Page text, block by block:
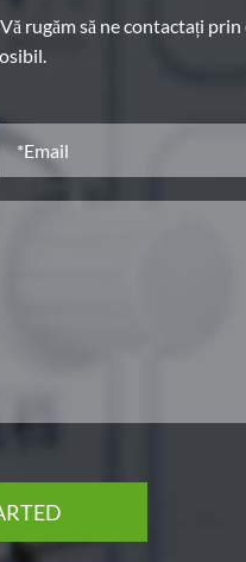
rugăm să ne contactați